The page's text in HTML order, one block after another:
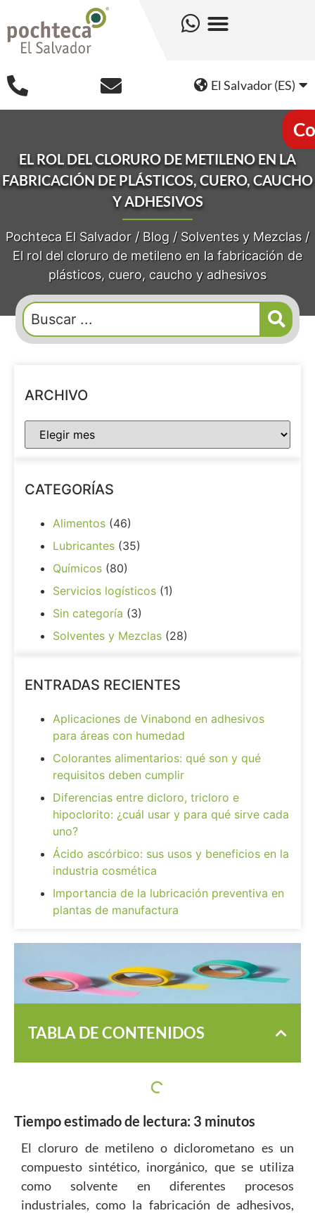
El Salvador (ES)
EL ROL DEL CLORURO DE METILENO EN LA
FABRICACIÓN DE PLÁSTICOS, CUERO, CAUCHO
Y ADHESIVOS
Pochteca El Salvador / Blog / Solventes y Mezclas/
El rol del cloruro de metileno en la fabricación de
plásticos, cuero, caucho y adhesivos
TABLA DE CONTENIDOS
Tiempo estimado de lectura: 3 minutos
El cloruro de metileno o diclorometano es un
compuesto sintético, inorgánico, que se utiliza
como solvente en diferentes procesos
industriales, como la fabricación de adhesivos,
ARCHIVO
CATEGORÍAS
Alimentos (46)
Lubricantes (35)
Químicos (80)
Servicios logísticos (1)
Sin categoría (3)
Solventes y Mezclas (28)
ENTRADAS RECIENTES
Aplicaciones de Vinabond en adhesivos
para áreas con humedad
Colorantes alimentarios: qué son y qué
requisitos deben cumplir
Diferencias entre dicloro, tricloro e
hipoclorito: ¿cuál usar y para qué sirve cada
uno?
Ácido ascórbico: sus usos y beneficios en la
industria cosmética
Importancia de la lubricación preventiva en
plantas de manufactura